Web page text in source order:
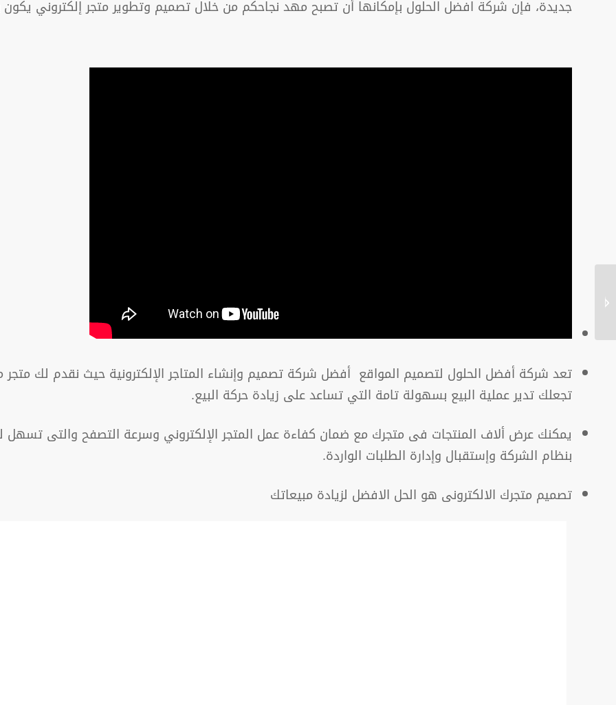
جديدة، فإن شركة افضل الحلول بإمكانها أن تصبح مهد نجاحكم من خلال تصميم وتطوير متجر إلكتروني يكون
تعد شركة أفضل الحلول لتصميم المواقع أفضل شركة تصميم وإنشاء المتاجر الإلكترونية حيث نقدم لك
تجعلك تدير عملية البيع بسهولة تامة التي تساعد على زيادة حركة البيع.
يمكنك عرض ألاف المنتجات فى متجرك مع ضمان كفاءة عمل المتجر الإلكتروني وسرعة التصفح والتى تسهل
بنظام الشركة وإستقبال وإدارة الطلبات الواردة.
تصميم متجرك الالكترونى هو الحل الافضل لزيادة مبيعاتك